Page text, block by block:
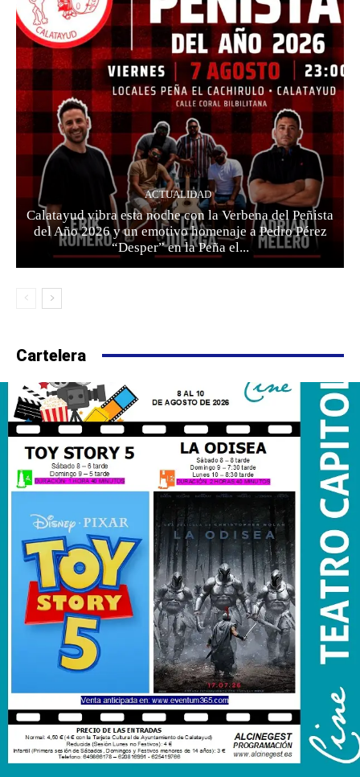
ACTUALIDAD
Calatayud vibra esta noche con la Verbena del Peñista
del Año 2026 y un emotivo homenaje a Pedro Pérez
“Desper” en la Peña el...
Cartelera